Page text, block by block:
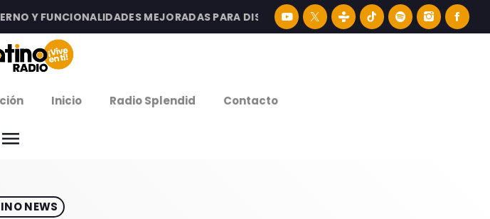
Y FUNCIONALIDADES MEJORADAS PARA DISFRUTAR LA MEJOR MÚSICA LATINA Y
Inicio Radio Splendid Contacto
menu
NEWS